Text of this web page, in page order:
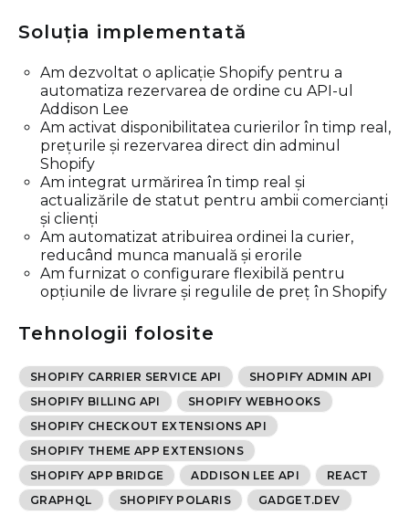
Soluția implementată
Am dezvoltat o aplicație Shopify pentru a
automatiza rezervarea de ordine cu API-ul
Addison Lee
Am activat disponibilitatea curierilor în timp real,
prețurile și rezervarea direct din adminul
Shopify
Am integrat urmărirea în timp real și
actualizările de statut pentru ambii comercianți
și clienți
Am automatizat atribuirea ordinei la curier,
reducând munca manuală și erorile
Am furnizat o configurare flexibilă pentru
opțiunile de livrare și regulile de preț în Shopify
Tehnologii folosite
SHOPIFY CARRIER SERVICE API
SHOPIFY ADMIN API
SHOPIFY BILLING API
SHOPIFY WEBHOOKS
SHOPIFY CHECKOUT EXTENSIONS API
SHOPIFY THEME APP EXTENSIONS
SHOPIFY APP BRIDGE
ADDISON LEE API
REACT
GRAPHQL
SHOPIFY POLARIS GADGET.DEV